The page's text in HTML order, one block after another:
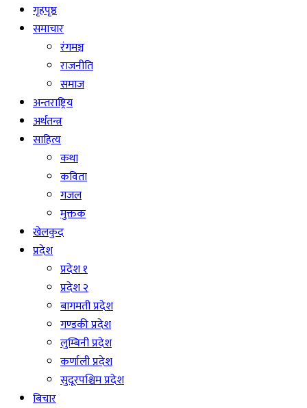
गृहपृष्ठ
समाचार
रंगमञ्च
राजनीति
समाज
अन्तराष्ट्रिय
अर्थतन्त्र
साहित्य
कथा
कविता
गजल
मुक्तक
खेलकुद
प्रदेश
प्रदेश १
प्रदेश २
बागमती प्रदेश
गण्डकी प्रदेश
लुम्बिनी प्रदेश
कर्णाली प्रदेश
सुदूरपश्चिम प्रदेश
बिचार